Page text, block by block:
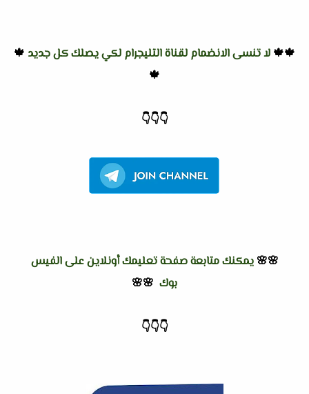
🍁🍁 لا تنسى الانضمام لقناة التليجرام لكي يصلك كل جديد 🍁
🍁
👇
👇
👇
🌸🌸 يمكنك متابعة صفحة تعليمك أونلاين على الفيس
بوك 🌸🌸
👇
👇
👇